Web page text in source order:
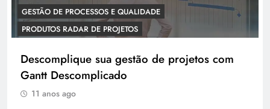
GESTÃO DE PROCESSOS E QUALIDADE
PRODUTOS RADAR DE PROJETOS
Descomplique sua gestão de projetos com
Gantt Descomplicado
11 anos ago